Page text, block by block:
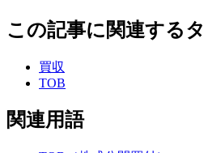
この記事に関連する
買収
TOB
関連用語